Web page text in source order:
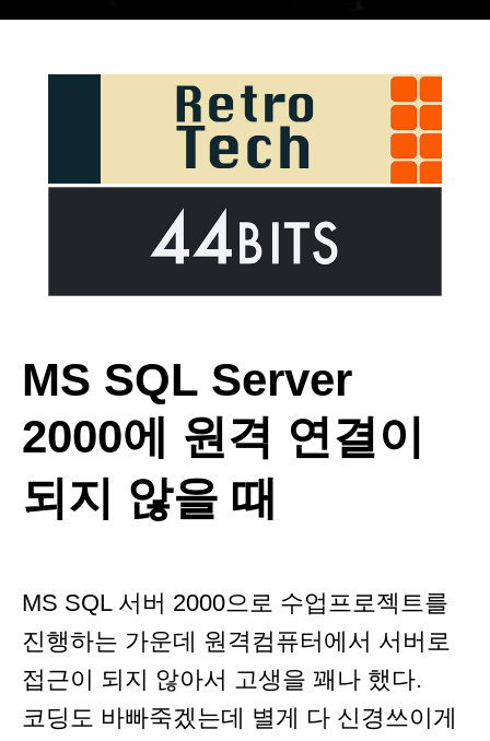
MS SQL Server
2000에 원격 연결이
되지 않을 때
MS SQL 서버 2000으로 수업프로젝트를
진행하는 가운데 원격컴퓨터에서 서버로
접근이 되지 않아서 고생을 꽤나 했다.
코딩도 바빠죽겠는데 별게 다 신경쓰이게